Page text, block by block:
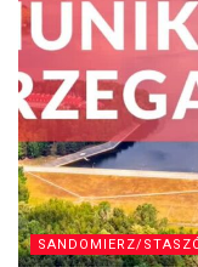
SANDOMIERZ/